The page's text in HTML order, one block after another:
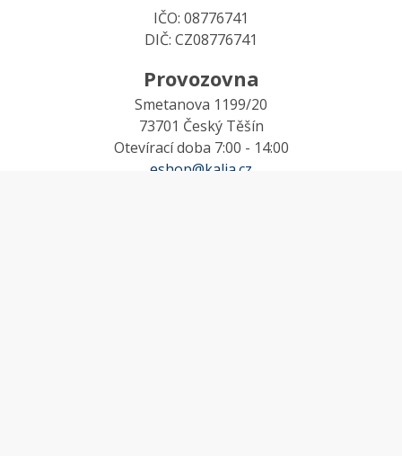
IČO: 08776741
DIČ: CZ08776741
Provozovna
Smetanova 1199/20
73701 Český Těšín
Otevírací doba 7:00 - 14:00
eshop@kalia.cz